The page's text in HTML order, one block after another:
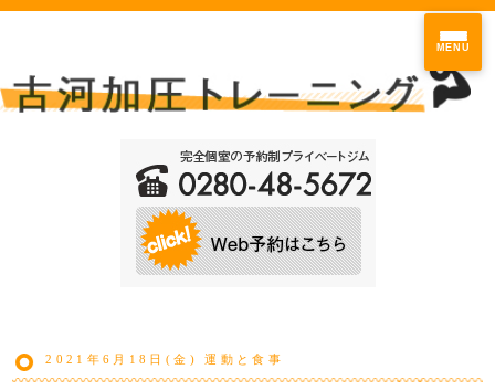
MENU
2021年6月18日(金) 運動と食事